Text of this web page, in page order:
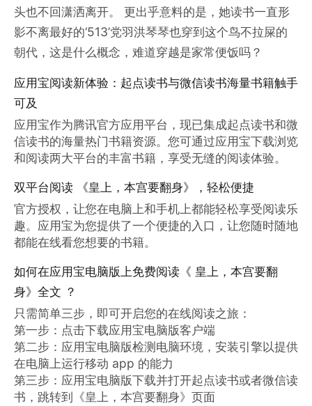
头也不回潇洒离开。 更出乎意料的是，她读书一直形
影不离最好的‘513’党羽洪琴琴也穿到这个鸟不拉屎的
朝代，这是什么概念，难道穿越是家常便饭吗？
应用宝阅读新体验：起点读书与微信读书海量书籍触手
可及
应用宝作为腾讯官方应用平台，现已集成起点读书和微
信读书的海量热门书籍资源。您可通过应用宝下载浏览
和阅读两大平台的丰富书籍，享受无缝的阅读体验。
双平台阅读 《皇上，本宫要翻身》，轻松便捷
官方授权，让您在电脑上和手机上都能轻松享受阅读乐
趣。应用宝为您提供了一个便捷的入口，让您随时随地
都能在线看您想要的书籍。
如何在应用宝电脑版上免费阅读《 皇上，本宫要翻
身》全文 ？
只需简单三步，即可开启您的在线阅读之旅：
第一步：点击下载应用宝电脑版客户端
第二步：应用宝电脑版检测电脑环境，安装引擎以提供
在电脑上运行移动 app 的能力
第三步：应用宝电脑版下载并打开起点读书或者微信读
书，跳转到《皇上，本宫要翻身》页面